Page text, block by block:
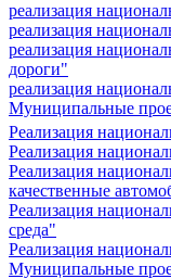
реализация
реализация
реализация
дороги"
реализация
Муниципальные
Реализация
Реализация
Реализация
качественные
Реализация
среда"
Реализация
Муниципальные